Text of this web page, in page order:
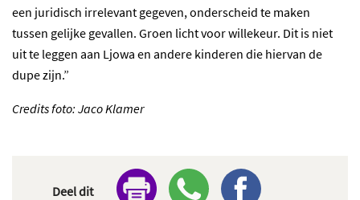
een juridisch irrelevant gegeven, onderscheid te maken
tussen gelijke gevallen. Groen licht voor willekeur. Dit is niet
uit te leggen aan Ljowa en andere kinderen die hiervan de
dupe zijn.”
Credits foto: Jaco Klamer
Deel dit